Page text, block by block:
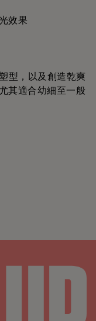
效果
型，以及創造乾爽
其適合幼細至一般